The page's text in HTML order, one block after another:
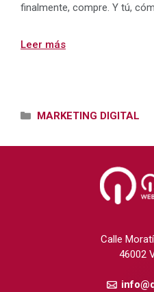
finalmente, compre. Y tú,
Leer más
Categorías
MARKETING DIGITAL
Calle
46002